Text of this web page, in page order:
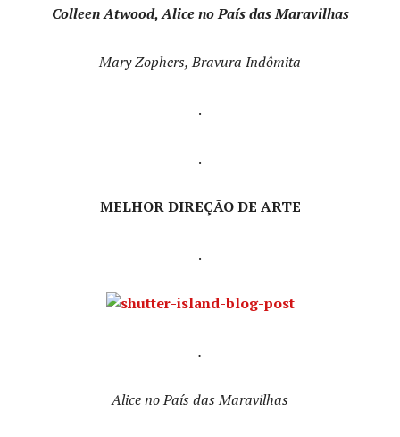
Colleen Atwood, Alice no País das Maravilhas
Mary Zophers, Bravura Indômita
.
.
MELHOR DIREÇÃO DE ARTE
.
.
Alice no País das Maravilhas